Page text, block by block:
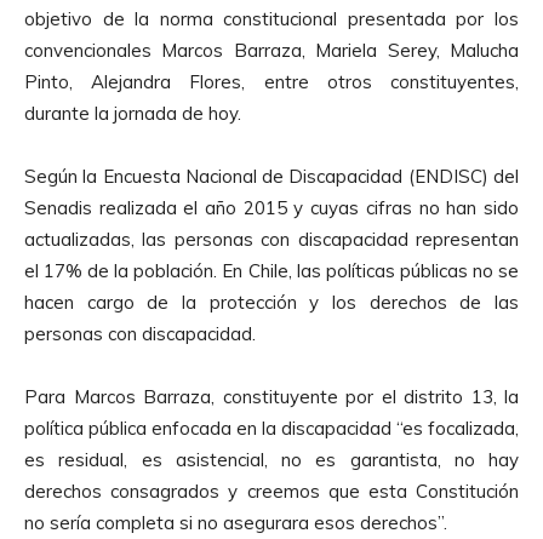
objetivo de la norma constitucional presentada por los
convencionales Marcos Barraza, Mariela Serey, Malucha
Pinto, Alejandra Flores, entre otros constituyentes,
durante la jornada de hoy.
Según la Encuesta Nacional de Discapacidad (ENDISC) del
Senadis realizada el año 2015 y cuyas cifras no han sido
actualizadas, las personas con discapacidad representan
el 17% de la población. En Chile, las políticas públicas no se
hacen cargo de la protección y los derechos de las
personas con discapacidad.
Para Marcos Barraza, constituyente por el distrito 13, la
política pública enfocada en la discapacidad “es focalizada,
es residual, es asistencial, no es garantista, no hay
derechos consagrados y creemos que esta Constitución
no sería completa si no asegurara esos derechos”.